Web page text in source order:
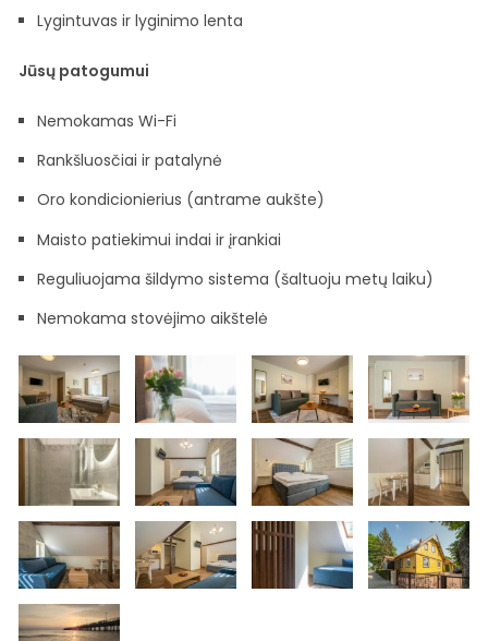
Lygintuvas ir lyginimo lenta
Jūsų patogumui
Nemokamas Wi-Fi
Rankšluosčiai ir patalynė
Oro kondicionierius (antrame aukšte)
Maisto patiekimui indai ir įrankiai
Reguliuojama šildymo sistema (šaltuoju metų laiku)
Nemokama stovėjimo aikštelė